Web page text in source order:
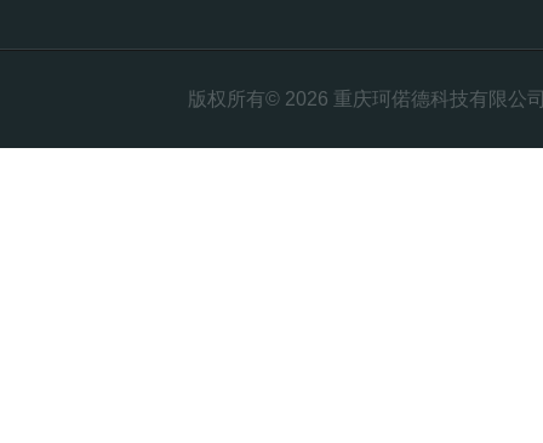
版权所有© 2026 重庆珂偌德科技有限